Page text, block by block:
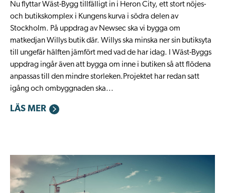
Nu flyttar Wäst-Bygg tillfälligt in i Heron City, ett stort nöjes-
och butikskomplex i Kungens kurva i södra delen av
Stockholm. På uppdrag av Newsec ska vi bygga om
matkedjan Willys butik där. Willys ska minska ner sin butiksyta
till ungefär hälften jämfört med vad de har idag. I Wäst-Byggs
uppdrag ingår även att bygga om inne i butiken så att flödena
anpassas till den mindre storleken.Projektet har redan satt
igång och ombyggnaden ska...
LÄS MER